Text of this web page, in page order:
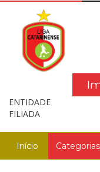
ENTIDADE
FILIADA
Início Categorias